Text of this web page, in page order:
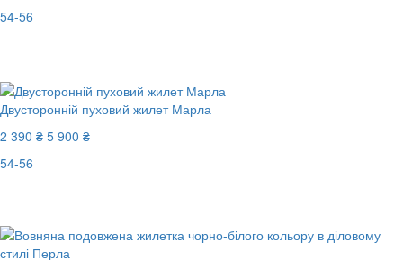
54-56
Двусторонній пуховий жилет Марла
2 390 ₴ 5 900 ₴
54-56